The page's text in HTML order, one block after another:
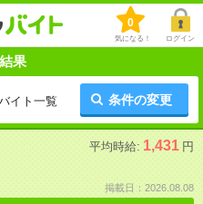
0
気になる！ ログイン
果
イト一覧 条件の変更
平均時給: 1,431 円
掲載日：2026.08.08